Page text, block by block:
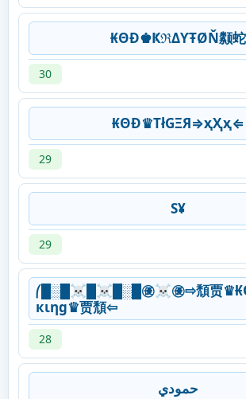
₭ΘĐ♚ҜℜΔƳŦØŇ颣蛇
30
₭ΘĐ♛ТłGΞЯ⇒ҳҲҳ⇐
29
S¥
29
⎛█░█☠█☠█░█㊝☠㊝⇨頹贾
кιηg♛贾頹⇦
28
حمودي